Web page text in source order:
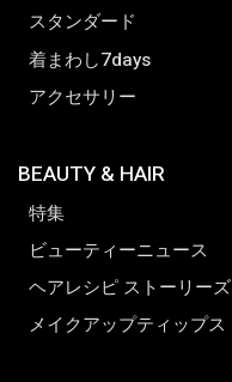
スタンダード
着まわし7days
アクセサリー
BEAUTY & HAIR
特集
ビューティーニュース
ヘアレシピ ストーリーズ
メイクアップティップス